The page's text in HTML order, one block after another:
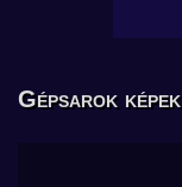
Gépsarok képek